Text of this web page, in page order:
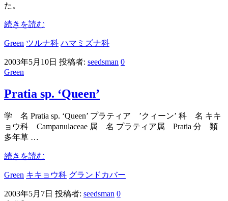
た。
続きを読む
Green ツルナ科 ハマミズナ科
2003年5月10日 投稿者: seedsman 0
Green
Pratia sp. ‘Queen’
学 名 Pratia sp. ‘Queen’ プラティア ’クィーン’ 科 名 キキ
ョウ科 Campanulaceae 属 名 プラティア属 Pratia 分 類
多年草 …
続きを読む
Green キキョウ科 グランドカバー
2003年5月7日 投稿者: seedsman 0